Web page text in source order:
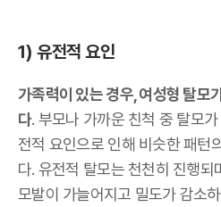
1) 유전적 요인
가족력이 있는 경우, 여성형 탈모
다. 부모나 가까운 친척 중 탈모
전적 요인으로 인해 비슷한 패턴
다. 유전적 탈모는 천천히 진행
모발이 가늘어지고 밀도가 감소